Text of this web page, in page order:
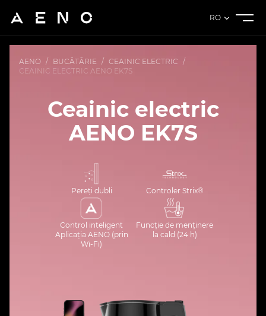
RO
AENO / BUCĂTĂRIE / CEAINIC ELECTRIC /
CEAINIC ELECTRIC AENO EK7S
Ceainic electric
AENO EK7S
Pereți dubli Controler Strix®
Control inteligent
Aplicația AENO (prin
Wi-Fi)
Funcție de menținere
la cald (24 h)